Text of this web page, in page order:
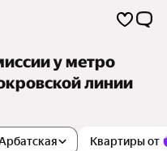
у метро
линии
Квартиры от